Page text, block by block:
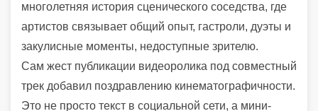
многолетняя история сценического соседства, где
артистов связывает общий опыт, гастроли, дуэты и
закулисные моменты, недоступные зрителю.
Сам жест публикации видеоролика под совместный
трек добавил поздравлению кинематографичности.
Это не просто текст в социальной сети, а мини-